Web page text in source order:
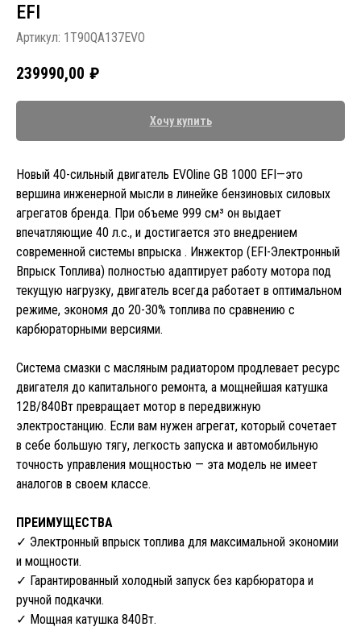
EFI
Артикул: 1T90QA137EVO
239990,00 ₽
Хочу купить
Новый 40-сильный двигатель EVOline GB 1000 EFI—это
вершина инженерной мысли в линейке бензиновых силовых
агрегатов бренда. При объеме 999 см³ он выдает
впечатляющие 40 л.с., и достигается это внедрением
современной системы впрыска . Инжектор (EFI-Электронный
Впрыск Топлива) полностью адаптирует работу мотора под
текущую нагрузку, двигатель всегда работает в оптимальном
режиме, экономя до 20-30% топлива по сравнению с
карбюраторными версиями.
Система смазки с масляным радиатором продлевает ресурс
двигателя до капитального ремонта, а мощнейшая катушка
12В/840Вт превращает мотор в передвижную
электростанцию. Если вам нужен агрегат, который сочетает
в себе большую тягу, легкость запуска и автомобильную
точность управления мощностью — эта модель не имеет
аналогов в своем классе.
ПРЕИМУЩЕСТВА
✓ Электронный впрыск топлива для максимальной экономии
и мощности.
✓ Гарантированный холодный запуск без карбюратора и
ручной подкачки.
✓ Мощная катушка 840Вт.